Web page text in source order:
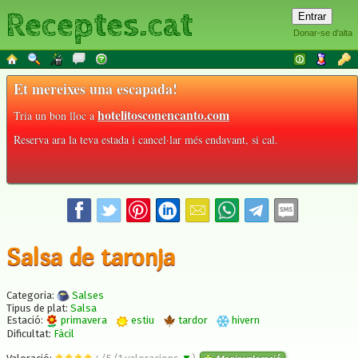
Donar-se d'alta
Receptes.cat
Et mereixes una escapada!
Tria un bon lloc ahotelitosconencanto.com
Reserva ara la teva estada i cancel·lar més endavant, si cal.
Salsa de taronja
Categoria:
Salses
Tipus de plat: Salsa
Estació:
primavera estiu tardor
hivern
Dificultat: Fàcil